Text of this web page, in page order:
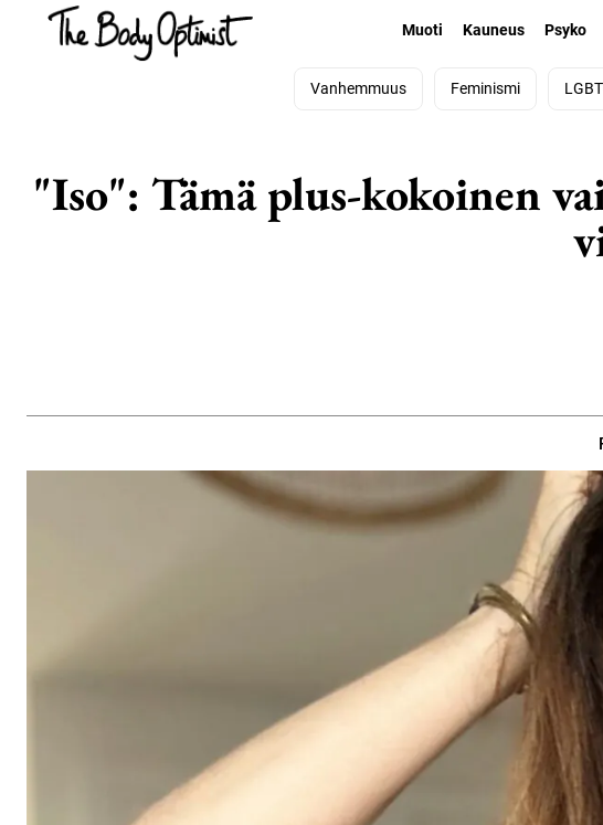
Muoti Kauneus Psyko
Vanhemmuus Feminismi
"Iso": Tämä plus-kokoinen